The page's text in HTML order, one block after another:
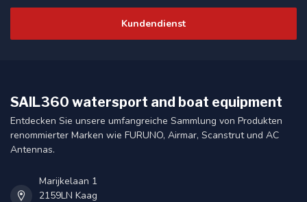
Kundendienst
SAIL360 watersport and boat equipment
Entdecken Sie unsere umfangreiche Sammlung von Produkten
renommierter Marken wie FURUNO, Airmar, Scanstrut und AC
Antennas.
Marijkelaan 1
2159LN Kaag